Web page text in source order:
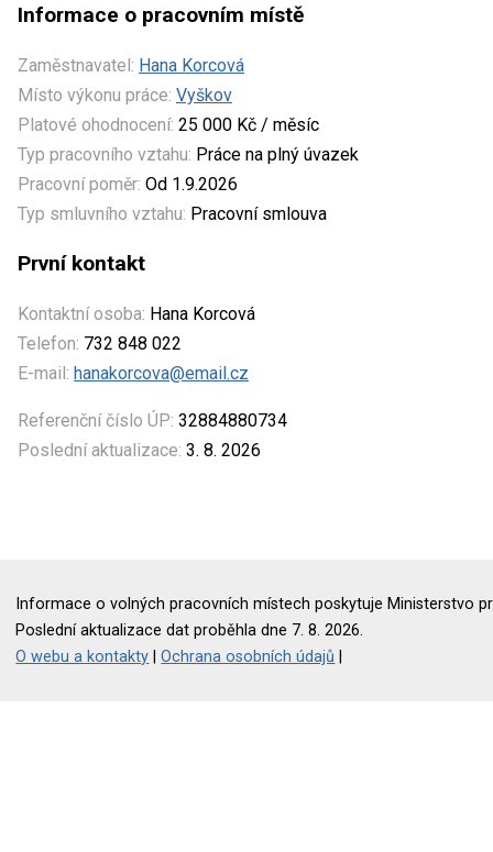
Informace o pracovním místě
Zaměstnavatel: Hana Korcová
Místo výkonu práce: Vyškov
Platové ohodnocení: 25 000 Kč / měsíc
Typ pracovního vztahu: Práce na plný úvazek
Pracovní poměr: Od 1.9.2026
Typ smluvního vztahu: Pracovní smlouva
První kontakt
Kontaktní osoba: Hana Korcová
Telefon: 732 848 022
E-mail: hanakorcova@email.cz
Referenční číslo ÚP: 32884880734
Poslední aktualizace: 3. 8. 2026
Informace o volných pracovních místech poskytuje Ministerstvo
Poslední aktualizace dat proběhla dne 7. 8. 2026.
O webu a kontakty |Ochrana osobních údajů